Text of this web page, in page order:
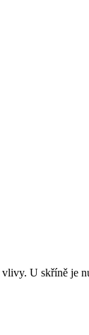
U skříně je